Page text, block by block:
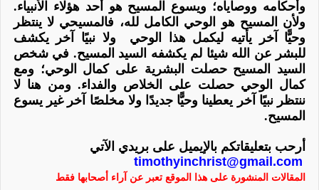
وأحكامه ووصاياه؛ ويسوع المسيح هو أحد هؤلاء الأنبياء.
ولأن
المسيح هو الوحي الكامل لله، فالمسيحي لا ينتظر
وحيًّا آخر
يأتيه ليكمل هذا الوحي ولا نبيًا آخر
يكشف
للبشر عن الله شيئا لم يكشفه السيد المسيح. فيشخص
السيد المسيح حصلت البشرية علىكمال الوحي؛ ومع
كمال الوحي حصلت على
الخلاص والفداء. ومن هنا لا
ننتظرنبيًا آخر يعطينا وحيًّا جديدًا ولا مخلصًا آخر غير يسوع
المسيح.
أرحب بتعليقاتكم بالإيميل على بريدي الآتي
timothyinchrist@gmail.com
المقالات المنشورة على هذا الموقع تعبر عن آراء أصحابها فقط